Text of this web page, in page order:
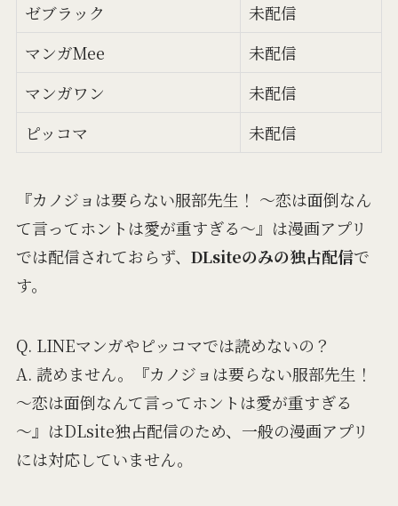
ゼブラック
未配信
マンガMee
未配信
マンガワン
未配信
ピッコマ
未配信
『カノジョは要らない服部先生！ ～恋は面倒なん
て言ってホントは愛が重すぎる～』は漫画アプリ
では配信されておらず、 DLsiteのみの独占配信で
す。
Q. LINEマンガやピッコマでは読めないの？
A. 読めません。『カノジョは要らない服部先生！
～恋は面倒なんて言ってホントは愛が重すぎる
～』はDLsite独占配信のため、一般の漫画アプリ
には対応していません。